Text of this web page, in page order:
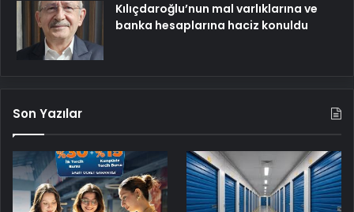
Kılıçdaroğlu’nun mal varlıklarına ve
banka hesaplarına haciz konuldu
Son Yazılar